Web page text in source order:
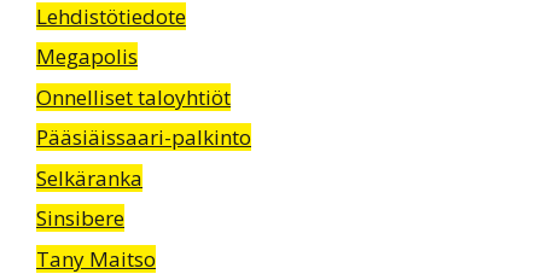
Lehdistötiedote
Megapolis
Onnelliset taloyhtiöt
Pääsiäissaari-palkinto
Selkäranka
Sinsibere
Tany Maitso